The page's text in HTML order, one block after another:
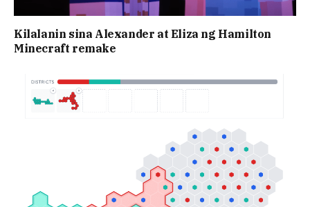
Kilalanin sina Alexander at Eliza ng Hamilton
Minecraft remake